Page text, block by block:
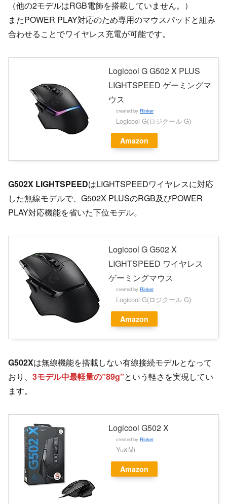
（他の2モデルはRGB電飾を搭載していません。）
またPOWER PLAY対応のため専用のマウスパッドと組み
合わせることでワイヤレス充電が可能です。
Logicool G G502 X PLUS
LIGHTSPEED ゲーミングマ
ウス
created by Rinker
Logicool G(ロジクール G)
Amazon
G502X LIGHTSPEEDはLIGHTSPEEDワイヤレスに対応
した無線モデルで、G502X PLUSのRGB及びPOWER
PLAY対応機能を省いた下位モデル。
Logicool G G502 X
LIGHTSPEED ワイヤレス
ゲーミングマウス
created by Rinker
Logicool G(ロジクール G)
Amazon
G502Xは無線機能を搭載しない有線接続モデルとなって
おり、 3モデル中最軽量の”89g”という軽さを実現してい
ます。
Logicool G502 X
created by Rinker
Yu&Mi
Amazon